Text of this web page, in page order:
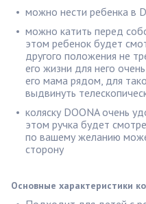
можно нести ребенка в
можно катить перед
этом ребенок будет
другого положения не
его жизни для него
его мама рядом, для
выдвинуть
коляску DOONA очень
этом ручка будет
по вашему желанию
сторону
Основные характеристики